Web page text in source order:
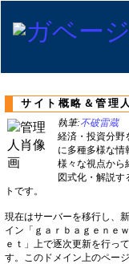
サイト概略＆管理人
執筆:不破雷蔵
経済・投資分野
に多種多様な情
様々な視点から
図式化・解説す
トです。
現在はサーバーを移行し、
イン「ｇａｒｂａｇｅｎｅ
ｅｔ」上で逐次更新を行っ
す。このドメイン上のペー